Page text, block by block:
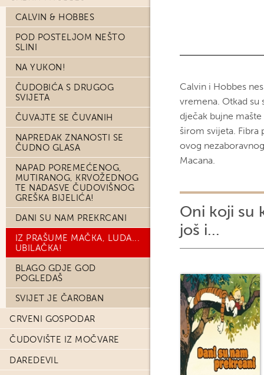
CALVIN & HOBBES
POD POSTELJOM NEŠTO
SLINI
NA YUKON!
ČUDOBIĆA S DRUGOG
SVIJETA
ČUVAJTE SE ČUVANIH
NAPREDAK ZNANOSTI SE
ČUDNO GLASA
NAPAD POREMEĆENOG,
MUTIRANOG, KRVOŽEDNOG
TE NADASVE ČUDOVIŠNOG
GREŠKA BIJELIĆA!
DANI SU NAM PREKRCANI
IZ PRAŠUME MAČKA, LUDA...
UBILAČKA!
BLAGO GDJE GOD
POGLEDAŠ
SVIJET JE ČAROBAN
CRVENI GOSPODAR
ČUDOVIŠTE IZ MOČVARE
DAREDEVIL
Calvin i Hobbes
vremena. Otkad su
dječak bujne
širom svijeta.
ovog
Macana.
Oni koji su
još i...